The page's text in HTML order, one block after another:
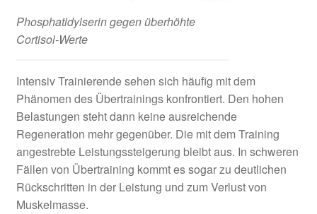
Phosphatidylserin gegen überhöhte
Cortisol-Werte
Intensiv Trainierende sehen sich häufig mit dem
Phänomen des Übertrainings konfrontiert. Den hohen
Belastungen steht dann keine ausreichende
Regeneration mehr gegenüber. Die mit dem Training
angestrebte Leistungssteigerung bleibt aus. In schweren
Fällen von Übertraining kommt es sogar zu deutlichen
Rückschritten in der Leistung und zum Verlust von
Muskelmasse.